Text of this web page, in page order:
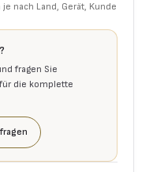
nach Land, Gerät, Kunde
fragen Sie
die komplette